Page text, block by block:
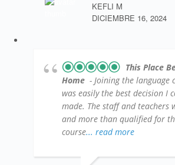
KEFLI M
DICIEMBRE 16, 2024
This Place
Home - Joining the language
was easily the best decision I
made. The staff and teachers
and more than qualified for
course... read more